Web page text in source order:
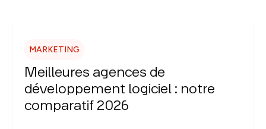
MARKETING
Meilleures agences de
développement logiciel : notre
comparatif 2026